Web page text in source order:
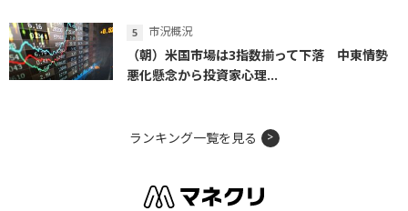
市況概況
（朝）米国市場は3指数揃って下落 中東情勢
悪化懸念から投資家心理...
ランキング一覧を見る